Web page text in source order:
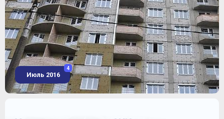
Июль 2016
4